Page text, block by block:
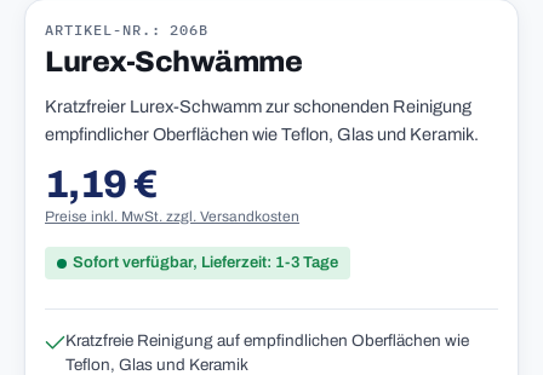
ARTIKEL-NR.: 206B
Lurex-Schwämme
Kratzfreier Lurex-Schwamm zur schonenden Reinigung
empfindlicher Oberflächen wie Teflon, Glas und Keramik.
Regulärer Preis:
1,19 €
Preise inkl. MwSt. zzgl. Versandkosten
Sofort verfügbar, Lieferzeit: 1-3 Tage
Kratzfreie Reinigung auf empfindlichen Oberflächen wie
Teflon, Glas und Keramik